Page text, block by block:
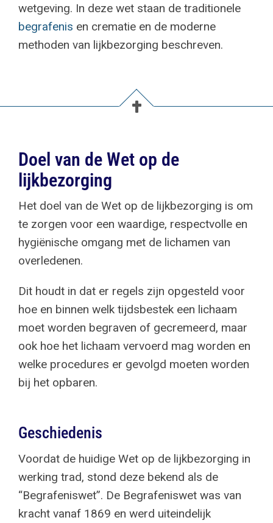
wetgeving. In deze wet staan de traditionele
begrafenis en crematie en de moderne
methoden van lijkbezorging beschreven.
Doel van de Wet op de
lijkbezorging
Het doel van de Wet op de lijkbezorging is om
te zorgen voor een waardige, respectvolle en
hygiënische omgang met de lichamen van
overledenen.
Dit houdt in dat er regels zijn opgesteld voor
hoe en binnen welk tijdsbestek een lichaam
moet worden begraven of gecremeerd, maar
ook hoe het lichaam vervoerd mag worden en
welke procedures er gevolgd moeten worden
bij het opbaren.
Geschiedenis
Voordat de huidige Wet op de lijkbezorging in
werking trad, stond deze bekend als de
“Begrafeniswet”. De Begrafeniswet was van
kracht vanaf 1869 en werd uiteindelijk